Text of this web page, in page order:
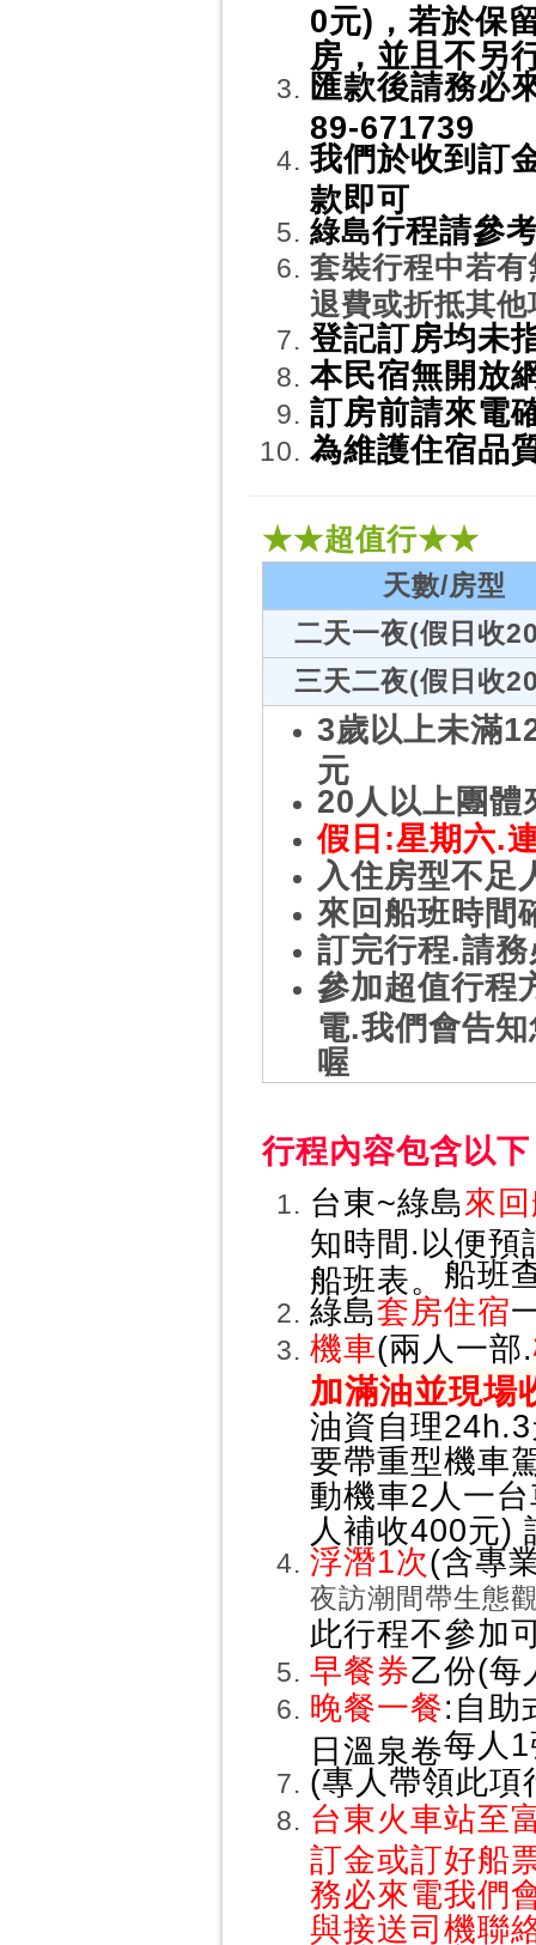
0元)，若於保
房，並且不另
匯款後請務
89-671739
我們於收到訂
款即可
綠島行程請參
套裝行程中若
退費或折抵其他
登記訂房均未
本民宿無開放
訂房前請來電
為維護住宿品
★★超值行★★
天數/房型
二天一夜(假日收
三天二夜(假日收
3歲以上未滿
元
20人以上團體
假日:星期六.
入住房型不足
來回船班時間
訂完行程.請
參加超值行程
電.我們會告
喔
行程內容包含
台東~綠島來
知時間.以便預
船班表。 船班
綠島套房住宿
機車(兩人一部.
加滿油並現場
油資自理
要帶重型機車
動機車2人一
人補收400元)
浮潛1次(含專
夜訪潮間帶生態
此行程不參加
早餐券乙份(每
晚餐一餐:自助
日溫泉卷每人
(專人帶領此
台東火車站至
訂金或訂好船
務必來電我們
與接送司機聯